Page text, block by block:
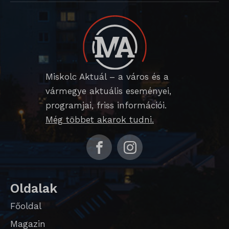
Miskolc Aktuál – a város és a
vármegye aktuális eseményei,
programjai, friss információi.
Még többet akarok tudni.
Oldalak
Főoldal
Magazin
cato_fw_inet
chatbase_anon_id
i18next
litespeed_qc_hide_banner